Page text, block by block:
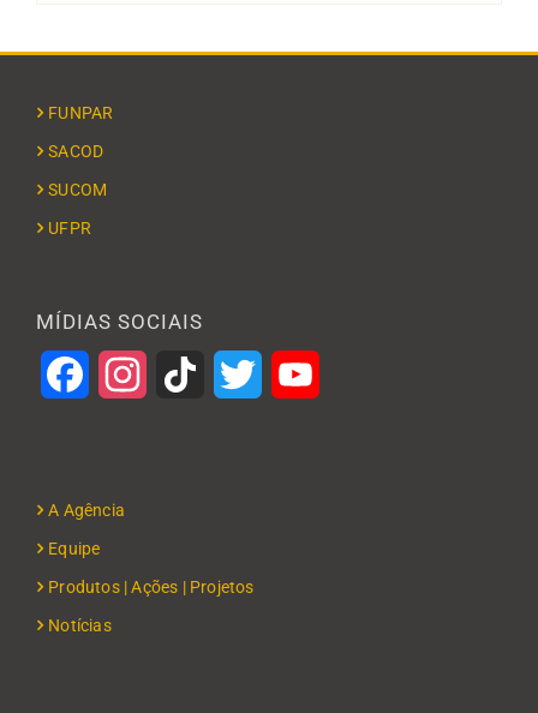
FUNPAR
SACOD
SUCOM
UFPR
MÍDIAS SOCIAIS
FacebookInstagramTikTok Twitter
A Agência
Equipe
Produtos | Ações | Projetos
Notícias